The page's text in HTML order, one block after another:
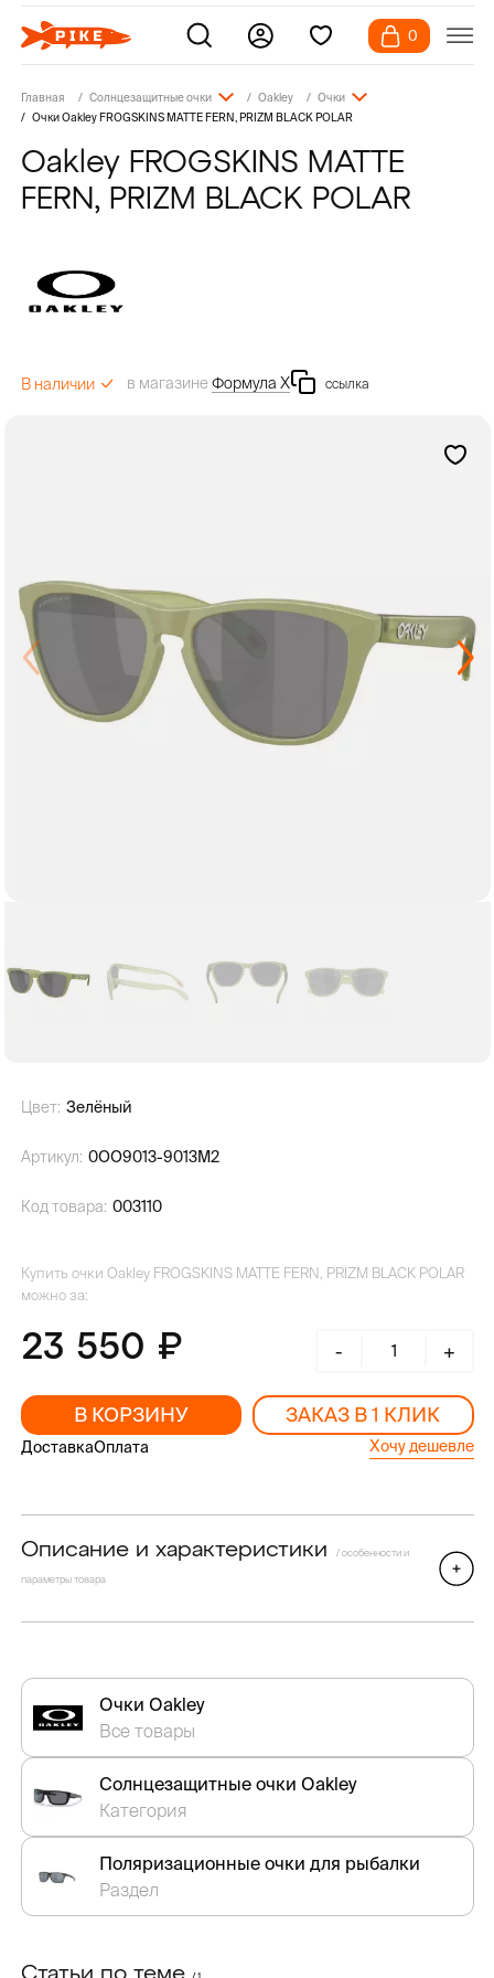
0
Главная Солнцезащитные очки Oakley
Очки
Очки Oakley FROGSKINS MATTE FERN, PRIZM BLACK POLAR
Oakley FROGSKINS MATTE
FERN, PRIZM BLACK POLAR
В наличии в магазинеФормула Х ссылка
Цвет: Зелёный
Артикул: 0OO9013-9013M2
Код товара: 003110
Купить очки Oakley FROGSKINS MATTE FERN, PRIZM BLACK POLAR
можно за:
23 550 - +
В КОРЗИНУ ЗАКАЗ В 1 КЛИК
ДоставкаОплата Хочу дешевле
Описание и характеристики / особенности и
параметры товара
Очки Oakley
Все товары
Солнцезащитные очки Oakley
Категория
Поляризационные очки для рыбалки
Раздел
Статьи по теме